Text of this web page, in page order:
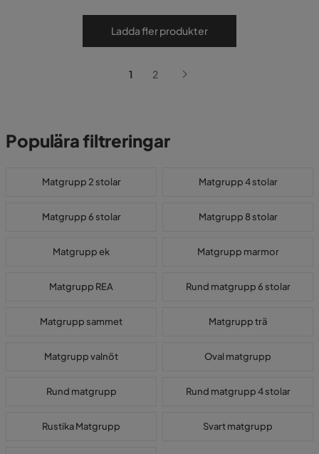
Ladda fler produkter
1 2
Populära filtreringar
Matgrupp 2 stolar Matgrupp 4 stolar
Matgrupp 6 stolar Matgrupp 8 stolar
Matgrupp ek Matgrupp marmor
Matgrupp REA Rund matgrupp 6 stolar
Matgrupp sammet Matgrupp trä
Matgrupp valnöt Oval matgrupp
Rund matgrupp Rund matgrupp 4 stolar
Rustika Matgrupp Svart matgrupp